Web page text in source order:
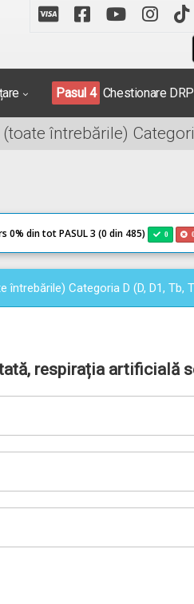
Pasul 4 Chestionare
(toate întrebările)
0% din tot PASUL 3 (0 din 485) 0 0
întrebările) Categoria D (D, D1, Tb,
respirația artificială